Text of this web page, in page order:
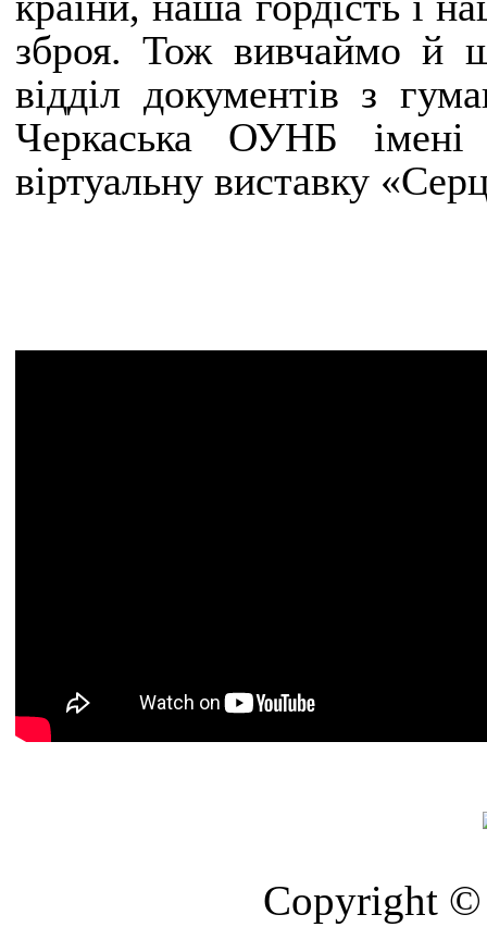
зброя. Тож вивчаймо й
відділ документів з
Черкаська ОУНБ імені
віртуальну виставку
Copyright ©